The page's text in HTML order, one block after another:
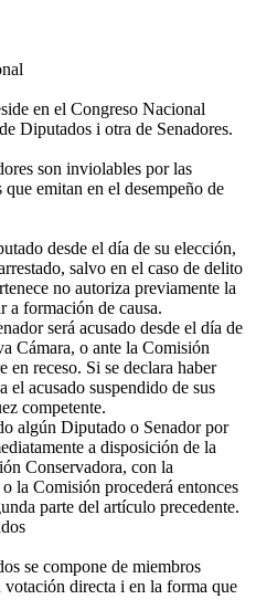
en el Congreso Nacional
Diputados i otra de Senadores.
son inviolables por las
emitan en el desempeño de
desde el día de su elección,
salvo en el caso de delito
no autoriza previamente la
a formación de causa.
será acusado desde el día de
Cámara, o ante la Comisión
en receso. Si se declara haber
el acusado suspendido de sus
competente.
algún Diputado o Senador por
a disposición de la
Conservadora, con la
la Comisión procederá entonces
parte del artículo precedente.
se compone de miembros
directa i en la forma que